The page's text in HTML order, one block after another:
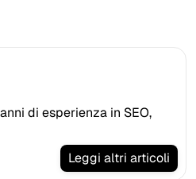
di esperienza in SEO,
Leggi altri articoli